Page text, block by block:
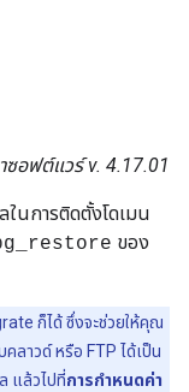
อฟต์แวร์ v. 4.17.01
นการติดตั้งโดเมน
ของ
ก็ได้ ซึ่งจะช่วยให้คุณ
คลาวด์ หรือ FTP ได้เป็น
แล้วไปที่การกำหนดค่า